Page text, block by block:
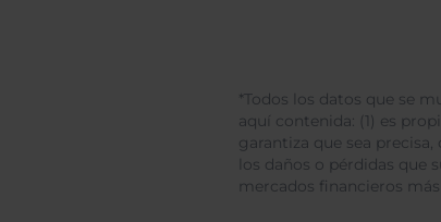
*Todos los datos que se
aquí contenida: (1) es
garantiza que sea
los daños o pérdidas que
mercados financieros